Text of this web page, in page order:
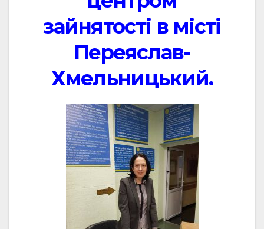
зайнятості в місті
Переяслав-
Хмельницький.